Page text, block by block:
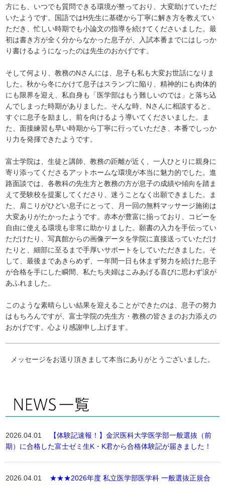
方にも、いつでも質問できる環境が整っており、大変助けていただ
いたようです。国語ではH先生に基礎から丁寧に解き方を教えてい
ただき、忙しい時期でも小論文の指導を続けてくださいました。最
初は書き方が全く分からなかった息子が、入試本番までにはしっか
り書けるようになったのは先生のおかげです。
そして何より、教務のNさんには、息子も私も大変お世話になりま
した。秋から冬にかけて息子はスランプに陥り、精神的にも肉体的
にも限界を迎え、私自身も「医学部はもう難しいのでは」と落ち込
んでしまった時期がありました。そんな時、Nさんに相談すると、
すぐに息子を励まし、前を向けるよう導いてくださいました。ま
た、面接練習も早い時期から丁寧に行っていただき、本番でしっか
り力を発揮できたようです。
富士学院は、生徒と講師、教務の距離が近く、一人ひとりに親身に
寄り添ってくださるアットホームな環境が本当に魅力的でした。進
路面談では、各教科の先生方と教務の方が息子の成績や傾向を踏ま
えて受験校を提案してくださり、迷うことなく出願できました。ま
た、肩こりがひどい息子にとって、月一回の無料マッサージ施術は
大変ありがたかったようです。赤本が豊富に揃っており、コピーを
自由に使える環境も非常に助かりました。願書の入力を手伝ってい
ただけたり、写真館からの画像データを学院に直接送っていただけ
たりと、細部に至るまで手厚いサポートをしていただきました。そ
して、最後まであきらめず、一年間一日も休まず努力を続けた息子
が合格を手にした瞬間、私たち夫婦はこみあげる喜びに思わず涙が
あふれました。
このような素晴らしい結果を迎えることができたのは、息子の努力
はもちろんですが、富士学院の先生方・教務の皆さまのお力添えの
おかげです。心より感謝申し上げます。
メッセージをお送り頂きまして本当にありがとうございました。
2026.04.01
【体験記速報！】金沢医科大学医学部一般選抜（前
期）に合格した富士ゼミ生K・K君から合格体験記が届きました！
2026.04.01 ★★★2026年度 私立医学部医学科 一般選抜正規合